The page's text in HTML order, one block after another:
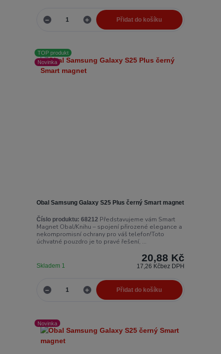
Přidat do košíku
TOP produkt
Novinka
Obal Samsung Galaxy S25 Plus černý Smart magnet
Číslo produktu: 68212 Představujeme vám Smart
Magnet Obal/Knihu – spojení přirozené elegance a
nekompromisní ochrany pro váš telefon!Toto
úchvatné pouzdro je to pravé řešení, ...
20,88 Kč
17,26 Kčbez DPH
Skladem 1
Přidat do košíku
Novinka